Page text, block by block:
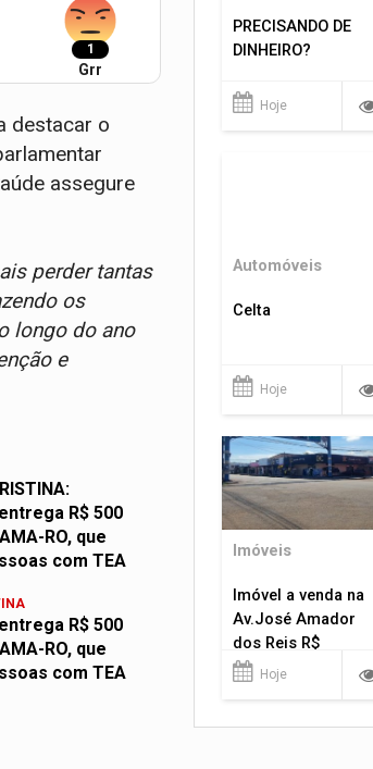
1
Grr
destacar o
assegure
perder tantas
os
longo do ano
e
R$ 500
RO, que
com TEA
PRECISANDO DE
DINHEIRO?
Hoje
Automóveis
Celta
Hoje
Imóveis
Imóvel a venda na
Av.José Amador
dos Reis R$
1.400.000
Hoje